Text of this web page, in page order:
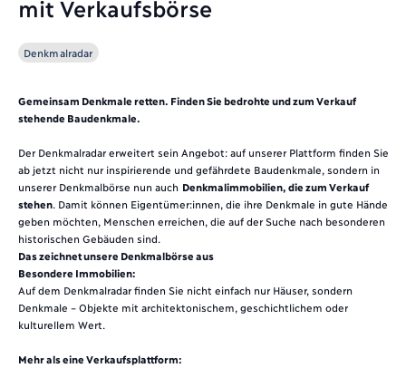
mit Verkaufsbörse
Denkmalradar
Gemeinsam Denkmale retten. Finden Sie bedrohte und zum Verkauf
stehende Baudenkmale.
Der Denkmalradar erweitert sein Angebot: auf unserer Plattform finden Sie
ab jetzt nicht nur inspirierende und gefährdete Baudenkmale, sondern in
unserer Denkmalbörse nun auch Denkmalimmobilien, die zum Verkauf
stehen. Damit können Eigentümer:innen, die ihre Denkmale in gute Hände
geben möchten, Menschen erreichen, die auf der Suche nach besonderen
historischen Gebäuden sind.
Das zeichnet unsere Denkmalbörse aus
Besondere Immobilien:
Auf dem Denkmalradar finden Sie nicht einfach nur Häuser, sondern
Denkmale – Objekte mit architektonischem, geschichtlichem oder
kulturellem Wert.
Mehr als eine Verkaufsplattform: